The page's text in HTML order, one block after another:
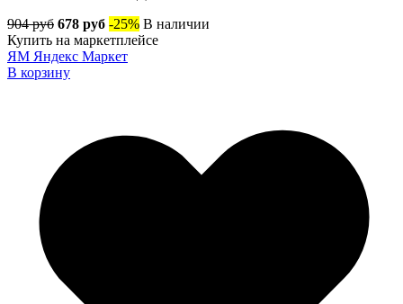
904 руб 678 руб -25% В наличии
Купить на маркетплейсе
ЯМ Яндекс Маркет
В корзину